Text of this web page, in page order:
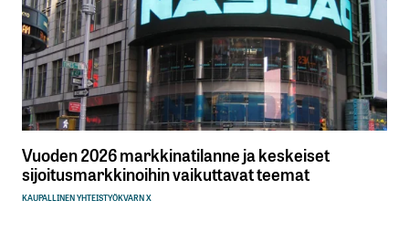
Vuoden 2026 markkinatilanne ja keskeiset
sijoitusmarkkinoihin vaikuttavat teemat
KAUPALLINEN YHTEISTYÖKVARN X